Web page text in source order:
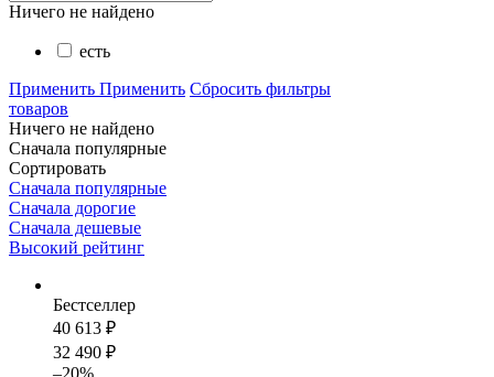
Ничего не найдено
есть
Применить Применить Сбросить фильтры
товаров
Ничего не найдено
Сначала популярные
Сортировать
Сначала популярные
Сначала дорогие
Сначала дешевые
Высокий рейтинг
Бестселлер
40 613 ₽
32 490 ₽
–20%